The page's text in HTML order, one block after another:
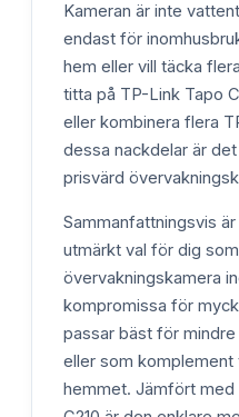
Kameran är inte
endast för
hem eller vill täcka
titta på TP-Link Tapo
eller kombinera flera
dessa nackdelar är
prisvärd
Sammanfattningsvis
utmärkt val för dig
övervakningskamera
kompromissa för
passar bäst för
eller som komplement
hemmet. Jämfört med